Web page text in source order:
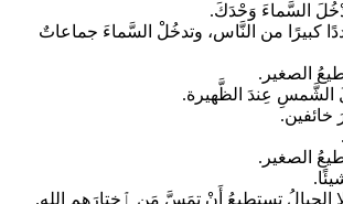
السَّماءَ وَحْدَكَ.
كبيرًا من النَّاس، وتدخُلْ السَّماءَ جماعاتٌ
الصغير.
الشَّمسِ عِندَ الظَّهيرة.
خائفين.
الصغير.
الجِبالُ تستطيعُ أَنْ تمَسَّ مَن ٱختارَهم الله.